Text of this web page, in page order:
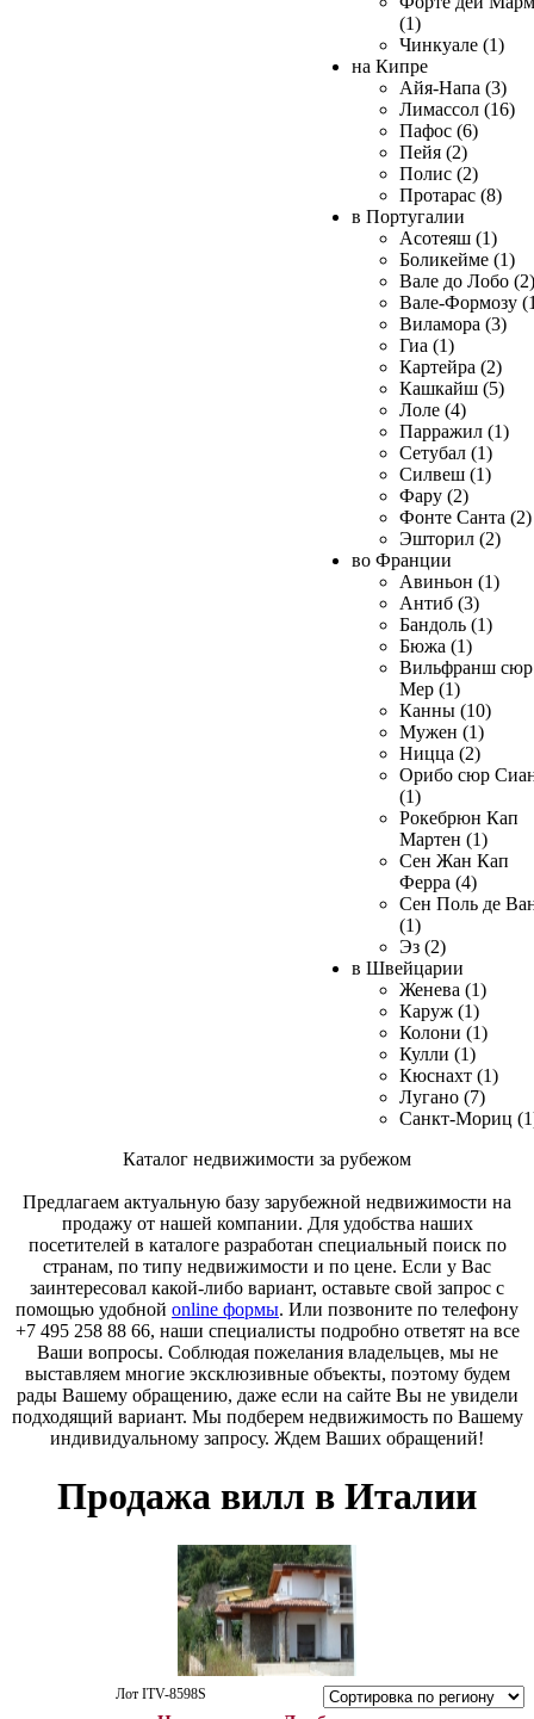
(1)
Чинкуале (1)
на Кипре
Айя-Напа (3)
Лимассол (16)
Пафос (6)
Пейя (2)
Полис (2)
Протарас (8)
в Португалии
Асотеяш (1)
Боликейме (1)
Вале до Лобо (2)
Вале-Формозу
Виламора (3)
Гиа (1)
Картейра (2)
Кашкайш (5)
Лоле (4)
Парражил (1)
Сетубал (1)
Силвеш (1)
Фару (2)
Фонте Санта (2)
Эшторил (2)
во Франции
Авиньон (1)
Антиб (3)
Бандоль (1)
Бюжа (1)
Вильфранш сюр
Мер (1)
Канны (10)
Мужен (1)
Ницца (2)
Орибо сюр
(1)
Рокебрюн Кап
Мартен (1)
Сен Жан Кап
Ферра (4)
Сен Поль де
(1)
Эз (2)
в Швейцарии
Женева (1)
Каруж (1)
Колони (1)
Кулли (1)
Кюснахт (1)
Лугано (7)
Санкт-Мориц
Каталог недвижимости за рубежом
Предлагаем актуальную базу зарубежной недвижимости на
продажу от нашей компании. Для удобства наших
посетителей в каталоге разработан специальный поиск по
странам, по типу недвижимости и по цене. Если у Вас
заинтересовал какой-либо вариант, оставьте свой запрос с
помощью удобной online формы. Или позвоните по телефону
+7 495 258 88 66, наши специалисты подробно ответят на все
Ваши вопросы. Соблюдая пожелания владельцев, мы не
выставляем многие эксклюзивные объекты, поэтому будем
рады Вашему обращению, даже если на сайте Вы не увидели
подходящий вариант. Мы подберем недвижимость по Вашему
индивидуальному запросу. Ждем Ваших обращений!
Продажа вилл в Италии
Лот ITV-8598S